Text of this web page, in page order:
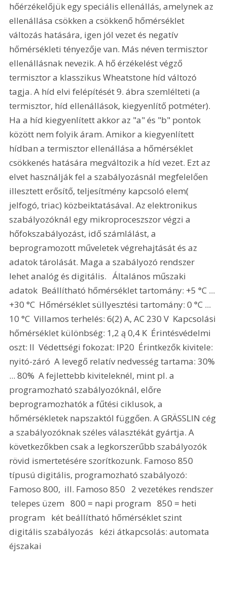
hőérzékelőjük egy speciális ellenállás, amelynek az
ellenállása csökken a csökkenő hőmérséklet
változás hatására, igen jól vezet és negatív
hőmérsékleti tényezője van. Más néven termisztor
ellenállásnak nevezik. A hő érzékelést végző
termisztor a klasszikus Wheatstone híd változó
tagja. A híd elvi felépítését 9. ábra szemlélteti (a
termisztor, híd ellenállások, kiegyenlítő potméter).
Ha a híd kiegyenlített akkor az "a" és "b" pontok
között nem folyik áram. Amikor a kiegyenlített
hídban a termisztor ellenállása a hőmérséklet
csökkenés hatására megváltozik a híd vezet. Ezt az
elvet használják fel a szabályozásnál megfelelően
illesztett erősítő, teljesítmény kapcsoló elem(
jelfogó, triac) közbeiktatásával. Az elektronikus
szabályozóknál egy mikroproceszszor végzi a
hőfokszabályozást, idő számlálást, a
beprogramozott műveletek végrehajtását és az
adatok tárolását. Maga a szabályozó rendszer
lehet analóg és digitális.   Általános műszaki
adatok  Beállítható hőmérséklet tartomány: +5 °C ...
+30 °C  Hőmérséklet süllyesztési tartomány: 0 °C ...
10 °C  Villamos terhelés: 6(2) A, AC 230 V  Kapcsolási
hőmérséklet különbség: 1,2 ą 0,4 K  Érintésvédelmi
oszt: II  Védettségi fokozat: IP20  Érintkezők kivitele:
nyitó-záró  A levegő relatív nedvesség tartama: 30%
... 80%  A fejlettebb kiviteleknél, mint pl. a
programozható szabályozóknál, előre
beprogramozhatók a fűtési ciklusok, a
hőmérsékletek napszaktól függően. A GRÄSSLIN cég
a szabályozóknak széles választékát gyártja. A
következőkben csak a legkorszerűbb szabályozók
rövid ismertetésére szorítkozunk. Famoso 850
típusú digitális, programozható szabályozó:
Famoso 800,  ill. Famoso 850   2 vezetékes rendszer
 telepes üzem   800 = napi program   850 = heti
program   két beállítható hőmérséklet szint  
digitális szabályozás   kézi átkapcsolás: automata
éjszakai